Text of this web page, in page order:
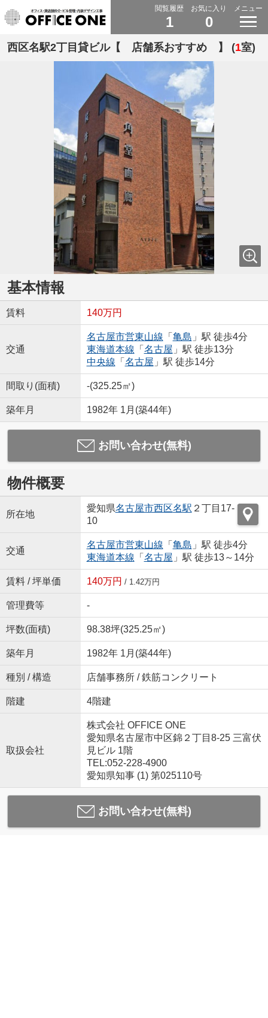
閲覧履歴
1
お気に入り
0
メニュー
西区名駅2丁目貸ビル【 店舗系おすすめ 】 (1室)
基本情報
賃料 140万円
交通
名古屋市営東山線 「 亀島 」駅 徒歩4分
東海道本線 「 名古屋 」駅 徒歩13分
中央線 「 名古屋 」駅 徒歩14分
間取り(面積) -(325.25㎡)
築年月 1982年 1月(築44年)
お問い合わせ(無料)
物件概要
所在地
愛知県名古屋市西区名駅 ２丁目17-
10
交通
名古屋市営東山線 「 亀島 」駅 徒歩4分
東海道本線 「 名古屋 」駅 徒歩13～14分
賃料 / 坪単価 140万円 / 1.42万円
管理費等 -
坪数(面積) 98.38坪(325.25㎡)
築年月 1982年 1月(築44年)
種別 / 構造 店舗事務所 / 鉄筋コンクリート
階建 4階建
取扱会社
株式会社 OFFICE ONE
愛知県名古屋市中区錦２丁目8-25 三富伏
見ビル 1階
TEL:052-228-4900
愛知県知事 (1) 第025110号
お問い合わせ(無料)